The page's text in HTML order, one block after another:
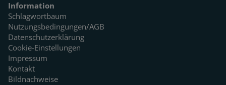
Information
Schlagwortbaum
Nutzungsbedingungen/AGB
Datenschutzerklärung
Cookie-Einstellungen
Impressum
Kontakt
Bildnachweise